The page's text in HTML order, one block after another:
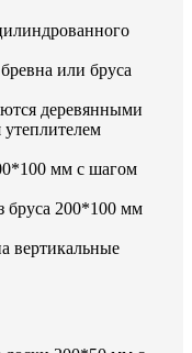
или бруса
деревянными
мм с шагом
бруса 200*100 мм
вертикальные